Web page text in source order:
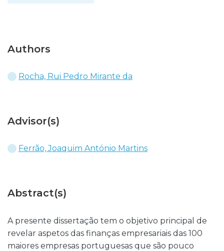
Authors
Rocha, Rui Pedro Mirante da
Advisor(s)
Ferrão, Joaquim António Martins
Abstract(s)
A presente dissertação tem o objetivo principal de
revelar aspetos das finanças empresariais das 100
maiores empresas portuguesas que são pouco